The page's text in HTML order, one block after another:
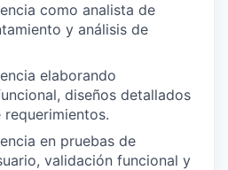
como analista de
y análisis de
elaborando
diseños detallados
en pruebas de
validación funcional y